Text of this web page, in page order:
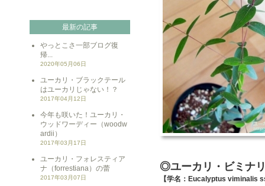
最新の記事
やっとこさ一部ブログ復
帰...
2020年05月06日
ユーカリ・ブラックテール
はユーカリじゃない！？
2017年04月12日
今年も咲いた！ユーカリ・
ウッドワーディー（woodw
ardii）
2017年03月17日
ユーカリ・フォレスティア
ナ（forrestiana）の蕾
2017年03月07日
◎ユーカリ・ビミナ
【学名：Eucalyptus viminalis